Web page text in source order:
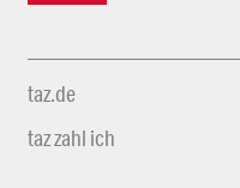
taz.de
taz zahl ich